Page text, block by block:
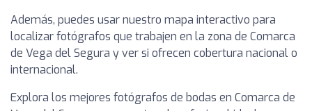
Además, puedes usar nuestro mapa interactivo para
localizar fotógrafos que trabajen en la zona de Comarca
de Vega del Segura y ver si ofrecen cobertura nacional o
internacional.
Explora los mejores fotógrafos de bodas en Comarca de